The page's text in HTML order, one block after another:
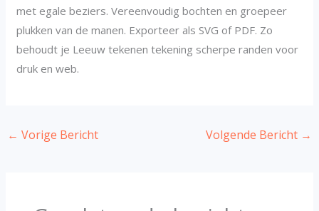
met egale beziers. Vereenvoudig bochten en groepeer
plukken van de manen. Exporteer als SVG of PDF. Zo
behoudt je Leeuw tekenen tekening scherpe randen voor
druk en web.
← Vorige Bericht Volgende Bericht →